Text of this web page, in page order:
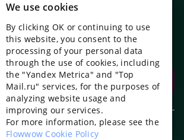
in the app!
rewards for purchases and reminders
Download the app
ENGLISH
UKRAINIAN
PORTUGUESE
SPANISH
We use cookies
By clicking OK or continuing to use
this website, you consent to the
processing of your personal data
through the use of cookies, including
the "Yandex Metrica" and "Top
Mail.ru" services, for the purposes of
analyzing website usage and
improving our services.
For more information, please see the
Flowwow Cookie Policy